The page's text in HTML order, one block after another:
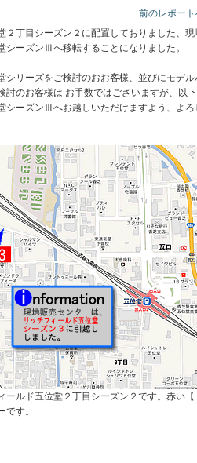
前のレポート
２丁目シーズン２に配置しておりました、
シーズンⅢへ移転することになりました。
シリーズをご検討のおお客様、並びにモデ
討のお客様は お手数ではございますが、以
シーズンⅢへお越しいただけますよう、よろ
ールド五位堂２丁目シーズン２です。赤い
す。